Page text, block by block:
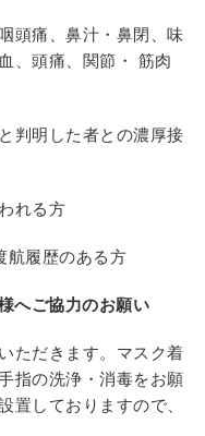
頭痛、鼻汁・鼻閉、味
、頭痛、関節・ 筋肉
判明した者との濃厚接
れる方
航履歴のある方
へご協力のお願い
ただきます。マスク着
指の洗浄・消毒をお願
置しておりますので、